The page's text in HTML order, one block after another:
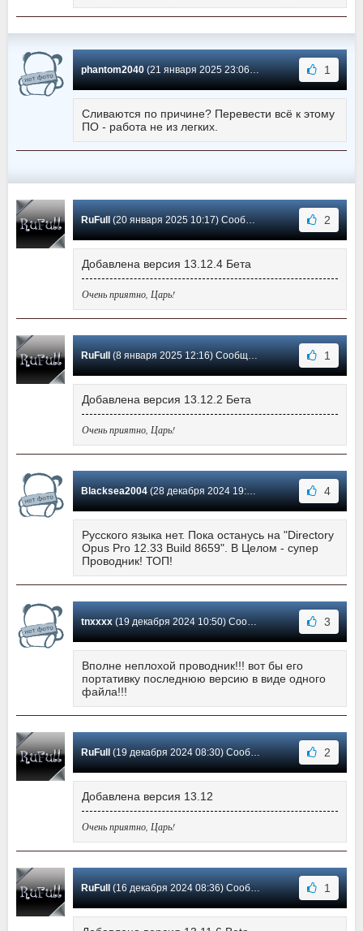
phantom2040(21 января 2025 23:06) Сообщение #489 1
Сливаются по причине? Перевести всё к этому
ПО - работа не из легких.
RuFull(20 января 2025 10:17) Сообщение #488 2
Добавлена версия 13.12.4 Бета
Очень приятно, Царь!
RuFull(8 января 2025 12:16) Сообщение #487 1
Добавлена версия 13.12.2 Бета
Очень приятно, Царь!
Blacksea2004(28 декабря 2024 19:12) Сообщение #486 4
Русского языка нет. Пока останусь на "Directory
Opus Pro 12.33 Build 8659". В Целом - супер
Проводник! ТОП!
tnxxxx(19 декабря 2024 10:50) Сообщение #485 3
Вполне неплохой проводник!!! вот бы его
портативку последнюю версию в виде одного
файла!!!
RuFull(19 декабря 2024 08:30) Сообщение #484 2
Добавлена версия 13.12
Очень приятно, Царь!
RuFull(16 декабря 2024 08:36) Сообщение #483 1